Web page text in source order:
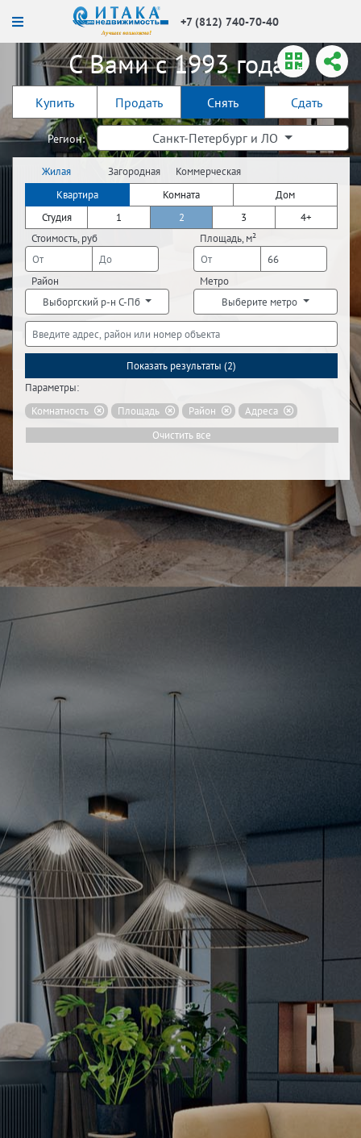
+7 (812) 740-70-40
С Вами с 1993 года!
Купить Продать Снять Сдать
Регион: Санкт-Петербург и ЛО
Жилая
недвижимость
Загородная
недвижимость
Коммерческая
недвижимость
Квартира Комната
Дом
Студия
1 2 3
4+
Стоимость, руб
Площадь, м²
Район
Выборгский р-н С-Пб
Метро
Выберите метро
Показать результаты (2)
Параметры:
Комнатность
Площадь Район
Адреса
Очистить все